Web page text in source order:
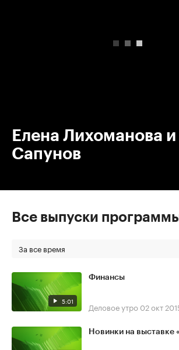
Елена Лихоманова
Сапунов
Все выпуски
За все время
5:01
Финансы
Деловое утро 02 окт
Новинки на выставке